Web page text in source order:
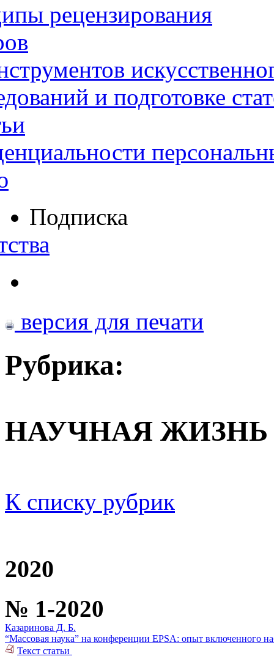
рецензирования
и подготовке
Подписка
версия для печати
Рубрика:
НАУЧНАЯ ЖИЗНЬ
К списку рубрик
2020
№ 1-2020
Казаринова Д. Б.
“Массовая наука” на конференции ЕPSA: опыт включенного
Текст статьи